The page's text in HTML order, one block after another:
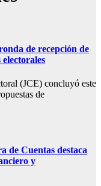
de recepción de
(JCE) concluyó este
de
de Cuentas destaca
y